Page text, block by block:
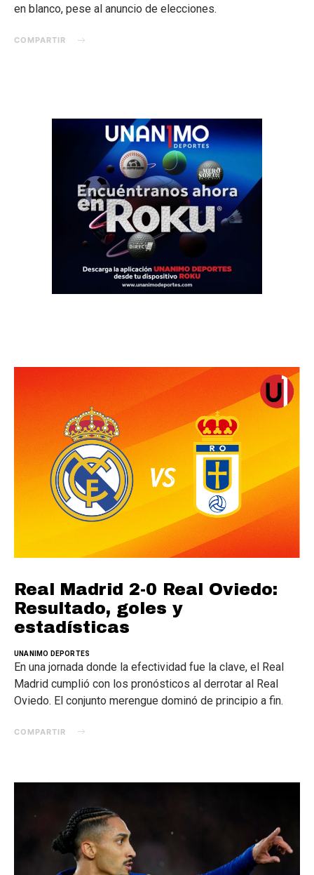
en blanco, pese al anuncio de elecciones.
COMPARTIR
Real Madrid 2-0 Real Oviedo:
Resultado, goles y
estadísticas
UNANIMO DEPORTES
En una jornada donde la efectividad fue la clave, el Real
Madrid cumplió con los pronósticos al derrotar al Real
Oviedo. El conjunto merengue dominó de principio a fin.
COMPARTIR